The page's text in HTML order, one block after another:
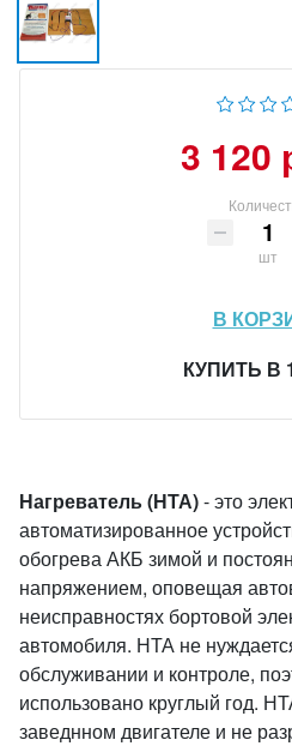
3 120
шт
В
КУПИТЬ В
Нагреватель (НТА)- это
автоматизированное
обогрева АКБ зимой и
напряжением, оповещая
неисправностях бортовой
автомобиля. НТА не
обслуживании и контроле,
использовано круглый год.
заведнном двигателе и не